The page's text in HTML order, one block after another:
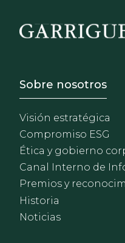
Footer -
Sobre nosotros
Visión estratégica
Compromiso ESG
Ética y gobierno
Canal Interno de
Premios y
Historia
Noticias